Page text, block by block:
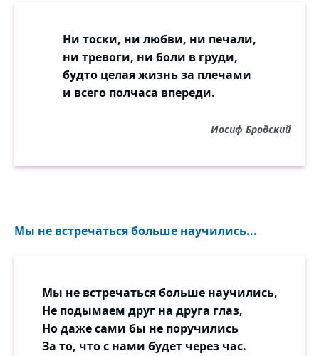
Ни тоски, ни любви, ни печали,
ни тревоги, ни боли в груди,
будто целая жизнь за плечами
и всего полчаса впереди.
Иосиф Бродский
Мы не встречаться больше научились...
Мы не встречаться больше научились,
Не подымаем друг на друга глаз,
Но даже сами бы не поручились
За то, что с нами будет через час.